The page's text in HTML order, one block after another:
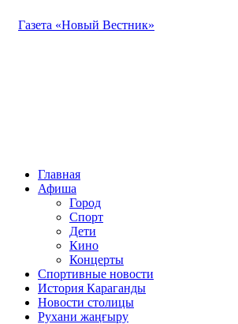
Газета «Новый Вестник»
Главная
Афиша
Город
Спорт
Дети
Кино
Концерты
Спортивные новости
История Караганды
Новости столицы
Рухани жаңғыру